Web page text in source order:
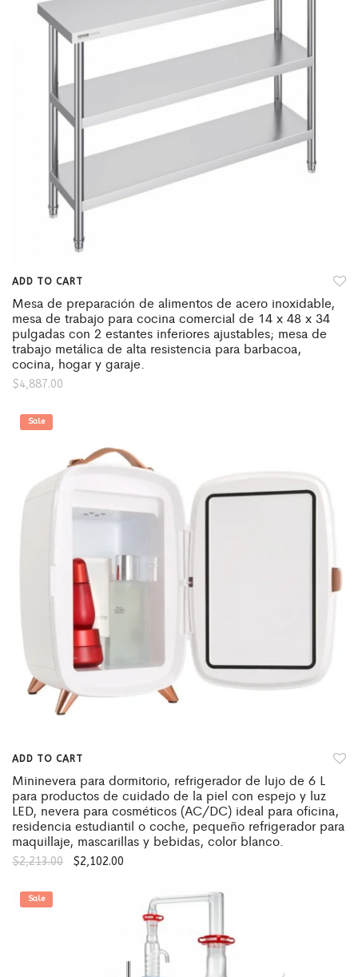
ADD TO CART
Mesa de preparación de alimentos de acero inoxidable,
mesa de trabajo para cocina comercial de 14 x 48 x 34
pulgadas con 2 estantes inferiores ajustables; mesa de
trabajo metálica de alta resistencia para barbacoa,
cocina, hogar y garaje.
$4,887.00
Sale
ADD TO CART
Mininevera para dormitorio, refrigerador de lujo de 6 L
para productos de cuidado de la piel con espejo y luz
LED, nevera para cosméticos (AC/DC) ideal para oficina,
residencia estudiantil o coche, pequeño refrigerador para
maquillaje, mascarillas y bebidas, color blanco.
$2,213.00 $2,102.00
Sale